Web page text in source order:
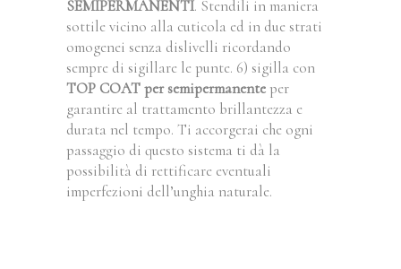
SEMIPERMANENTI. Stendili in maniera
sottile vicino alla cuticola ed in due strati
omogenei senza dislivelli ricordando
sempre di sigillare le punte. 6) sigilla con
TOP COAT per semipermanente per
garantire al trattamento brillantezza e
durata nel tempo. Ti accorgerai che ogni
passaggio di questo sistema ti dà la
possibilità di rettificare eventuali
imperfezioni dell’unghia naturale.